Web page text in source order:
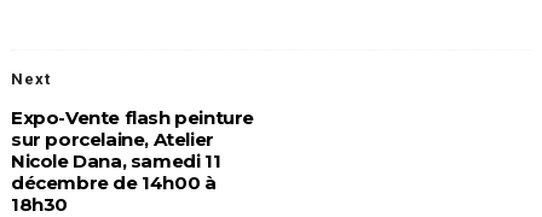
Next
Expo-Vente flash peinture
sur porcelaine, Atelier
Nicole Dana, samedi 11
décembre de 14h00 à
18h30